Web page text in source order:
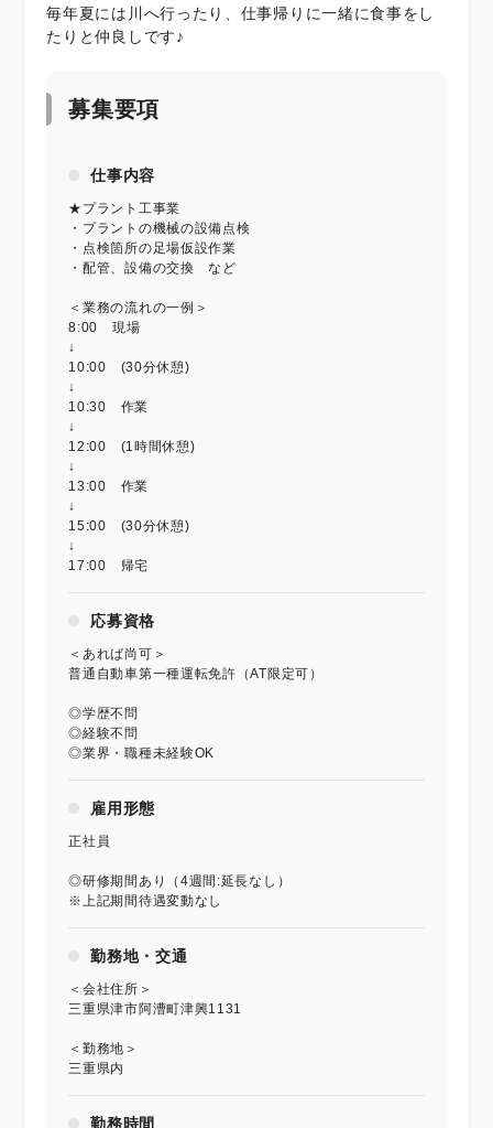
毎年夏には川へ行ったり、仕事帰りに一緒に食事をし
たりと仲良しです♪
募集要項
仕事内容
★プラント工事業
・プラントの機械の設備点検
・点検箇所の足場仮設作業
・配管、設備の交換 など
＜業務の流れの一例＞
8:00 現場
↓
10:00 (30分休憩)
↓
10:30 作業
↓
12:00 (1時間休憩)
↓
13:00 作業
↓
15:00 (30分休憩)
↓
17:00 帰宅
応募資格
＜あれば尚可＞
普通自動車第一種運転免許（AT限定可）
◎学歴不問
◎経験不問
◎業界・職種未経験OK
雇用形態
正社員
◎研修期間あり（4週間:延長なし）
※上記期間待遇変動なし
勤務地・交通
＜会社住所＞
三重県津市阿漕町津興1131
＜勤務地＞
三重県内
勤務時間